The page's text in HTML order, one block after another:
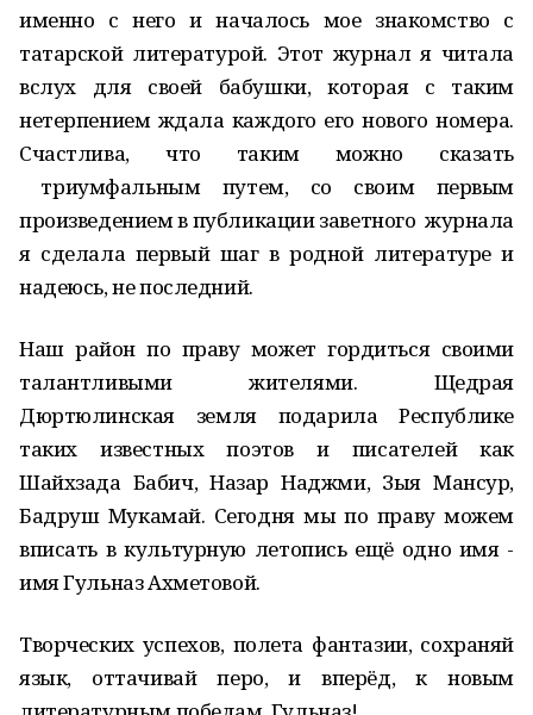
именно с него и началось мое знакомство с
татарской литературой. Этот журнал я читала
вслух для своей бабушки, которая с таким
нетерпением ждала каждого его нового номера.
Счастлива, что таким можно сказать
триумфальным путем, со своим первым
произведением в публикации заветного журнала
я сделала первый шаг в родной литературе и
надеюсь, не последний.
Наш район по праву может гордиться своими
талантливыми жителями. Щедрая
Дюртюлинская земля подарила Республике
таких известных поэтов и писателей как
Шайхзада Бабич, Назар Наджми, Зыя Мансур,
Бадруш Мукамай. Сегодня мы по праву можем
вписать в культурную летопись ещё одно имя -
имя Гульназ Ахметовой.
Творческих успехов, полета фантазии, сохраняй
язык, оттачивай перо, и вперёд, к новым